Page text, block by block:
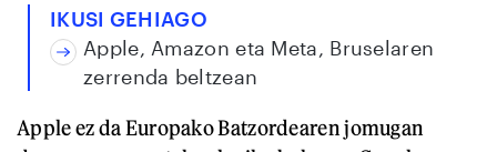
IKUSI GEHIAGO
Apple, Amazon eta Meta, Bruselaren
zerrenda beltzean
Apple ez da Europako Batzordearen jomugan